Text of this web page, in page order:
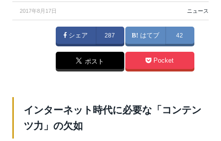
2017年8月17日 ニュース
シェア 287 はてブ 42
ポスト Pocket
インターネット時代に必要な「コンテン
ツ力」の欠如